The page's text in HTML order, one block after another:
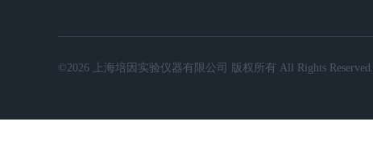
©2026 上海培因实验仪器有限公司 版权所有 All Rights Reserved.